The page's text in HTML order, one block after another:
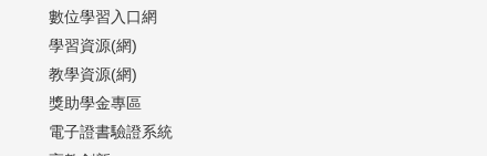
數位學習入口網
學習資源(網)
教學資源(網)
獎助學金專區
電子證書驗證系統